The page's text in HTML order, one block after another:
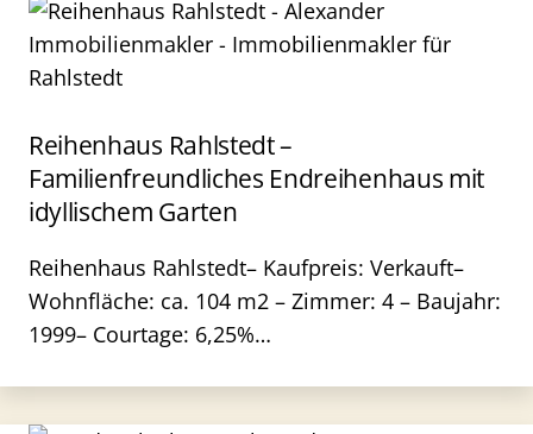
Reihenhaus Rahlstedt –
Familienfreundliches Endreihenhaus mit
idyllischem Garten
Reihenhaus Rahlstedt– Kaufpreis: Verkauft–
Wohnfläche: ca. 104 m2 – Zimmer: 4 – Baujahr:
1999– Courtage: 6,25%…